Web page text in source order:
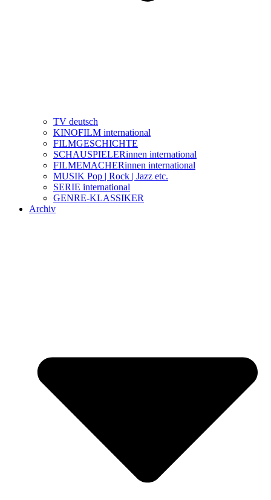
TV deutsch
KINOFILM international
FILMGESCHICHTE
SCHAUSPIELERinnen international
FILMEMACHERinnen international
MUSIK Pop | Rock | Jazz etc.
SERIE international
GENRE-KLASSIKER
Archiv